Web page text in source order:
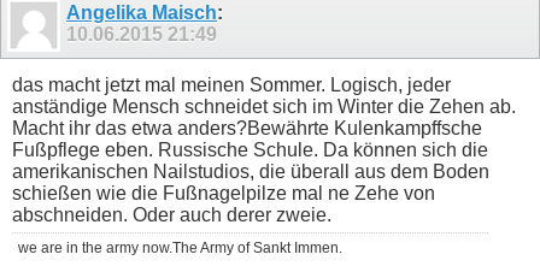
Angelika Maisch:
10.06.2015 21:49
das macht jetzt mal meinen Sommer. Logisch, jeder
anständige Mensch schneidet sich im Winter die Zehen ab.
Macht ihr das etwa anders?Bewährte Kulenkampffsche
Fußpflege eben. Russische Schule. Da können sich die
amerikanischen Nailstudios, die überall aus dem Boden
schießen wie die Fußnagelpilze mal ne Zehe von
abschneiden. Oder auch derer zweie.
we are in the army now.The Army of Sankt Immen.